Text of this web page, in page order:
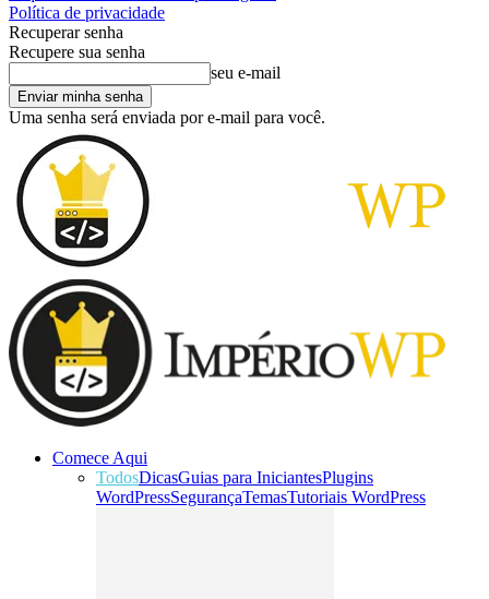
Política de privacidade
Recuperar senha
Recupere sua senha
seu e-mail
Uma senha será enviada por e-mail para você.
Comece Aqui
TodosDicasGuias para IniciantesPlugins
WordPressSegurançaTemasTutoriais WordPress